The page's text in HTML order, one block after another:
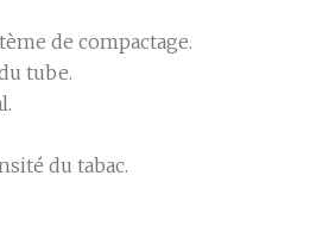
de compactage.
tube.
du tabac.